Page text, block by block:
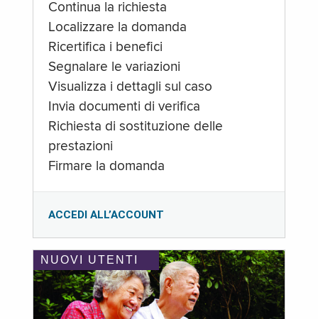
Continua la richiesta
Localizzare la domanda
Ricertifica i benefici
Segnalare le variazioni
Visualizza i dettagli sul caso
Invia documenti di verifica
Richiesta di sostituzione delle
prestazioni
Firmare la domanda
ACCEDI ALL’ACCOUNT
NUOVI UTENTI